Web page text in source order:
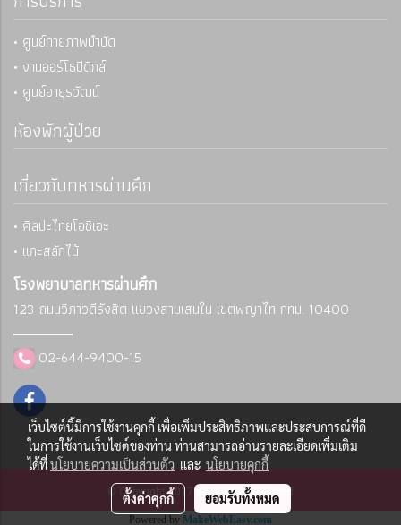
• ศูนย์กายภาพบำบัด
• งานออร์โธปิดิกส์
• ศูนย์อายุรวัฒน์
ห้องพักผู้ป่วย
เกี่ยวกับทหารผ่านศึก
• ศิลปะไทยโอชิเอะ
• แกะสลักไม้
โรงพยาบาลทหารผ่านศึก
123 ถนนวิภาวดีรังสิต แขวงสามเสนใน เขตพญาไท กทม. 10400
02-644-9400-15
© Copyright 2017 All Rights Reserved
Powered by MakeWebEasy.com
เว็บไซต์นี้มีการใช้งานคุกกี้ เพื่อเพิ่มประสิทธิภาพและประสบการณ์ที่ดี
ในการใช้งานเว็บไซต์ของท่าน ท่านสามารถอ่านรายละเอียดเพิ่มเติม
ได้ที่นโยบายความเป็นส่วนตัว และ นโยบายคุกกี้
ตั้งค่าคุกกี้ ยอมรับทั้งหมด